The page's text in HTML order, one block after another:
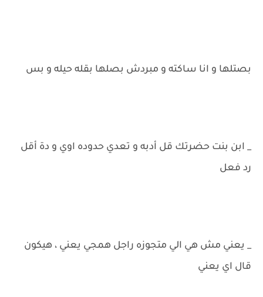
بصتلها و انا ساكته و مبردش بصلها بقله حيله و بس
_ ابن بنت حضرتك قل أدبه و تعدي حدوده اوي و دة أقل
رد فعل
_ يعني مش هي الي متجوزه راجل همجي يعني ، هيكون
قال اي يعني